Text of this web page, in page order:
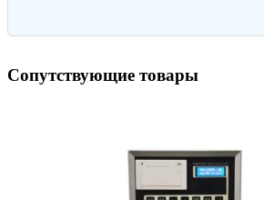
Сопутствующие товары